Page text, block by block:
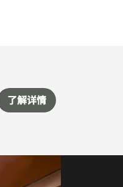
了解详情